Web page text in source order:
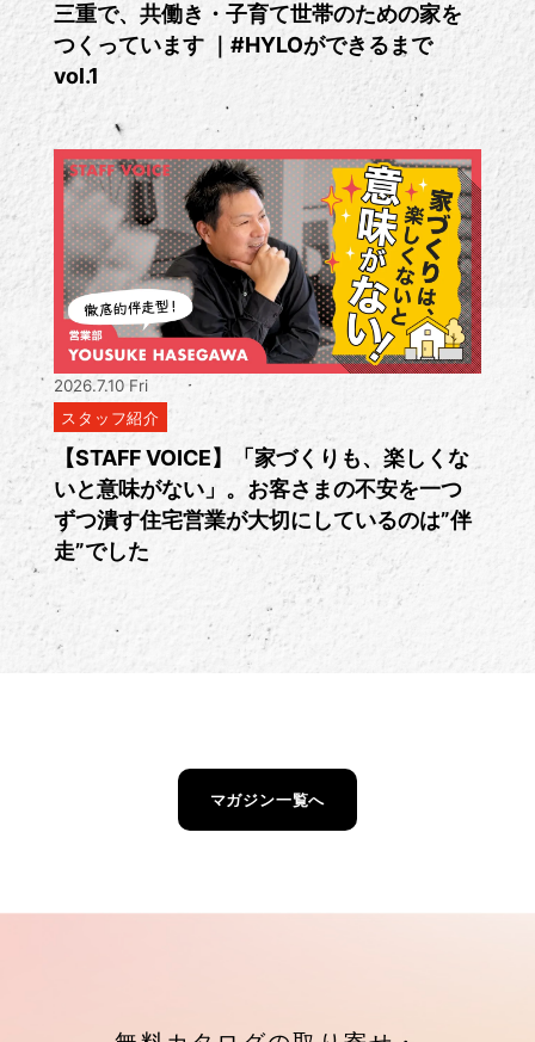
三重で、共働き・子育て世帯のための家を
つくっています ｜#HYLOができるまで
vol.1
2026.7.10 Fri
スタッフ紹介
【STAFF VOICE】「家づくりも、楽しくな
いと意味がない」。お客さまの不安を一つ
ずつ潰す住宅営業が大切にしているのは”伴
走”でした
マガジン一覧へ